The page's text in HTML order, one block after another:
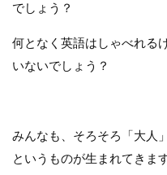
でしょう？
何となく英語はしゃべれる
いないでしょう？
みんなも、そろそろ「大人
というものが生まれてきます